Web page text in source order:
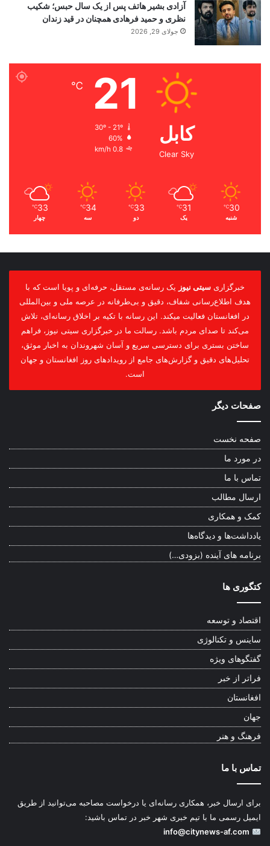
آزادی بشیر هاتف پس از یک سال حبس؛ شکیب
نظری و حمید فرهادی همچنان در قید زندان
جولای 29, 2026
کابل
Clear Sky
21
℃
30º - 21º
60%
0.8 km/h
30
℃
شنبه
31
℃
یک
33
℃
دو
34
℃
سه
33
℃
چهار
خبرگزاری سیتی نیوز یک رسانه‌ی مستقل، حرفه‌ای و پویا است که با
هدف اطلاع‌رسانی شفاف، دقیق و بی‌طرفانه در عرصه ملی و بین‌المللی
در افغانستان فعالیت میکند. این رسانه با تکیه بر اخلاق رسانه‌ای، تلاش
می‌کند تا صدای مردم باشد. رسالت ما در خبرگزاری سیتی نیوز، فراهم
ساختن بستری برای دسترسی سریع و آسان شهروندان به اخبار موثق،
تحلیل‌های دقیق و گزارش‌های جامع از رویدادهای روز افغانستان و جهان
است.
صفحات دیگر
صفحه نخست
در مورد ما
تماس با ما
ارسال مطالب
کمک و همکاری
یادداشت‌ها و دیدگاه‌ها
برنامه های آینده (بزودی…)
کتگوری ها
اقتصاد و توسعه
ساینس و تکنالوژی
گفتگوهای ویژه
فراتر از خبر
افغانستان
جهان
فرهنگ و هنر
تماس با ما
برای ارسال خبر، همکاری رسانه‌ای یا درخواست مصاحبه می‌توانید از طریق
ایمیل رسمی ما با تیم خبری شهر خبر در تماس باشید:
info@citynews-af.com